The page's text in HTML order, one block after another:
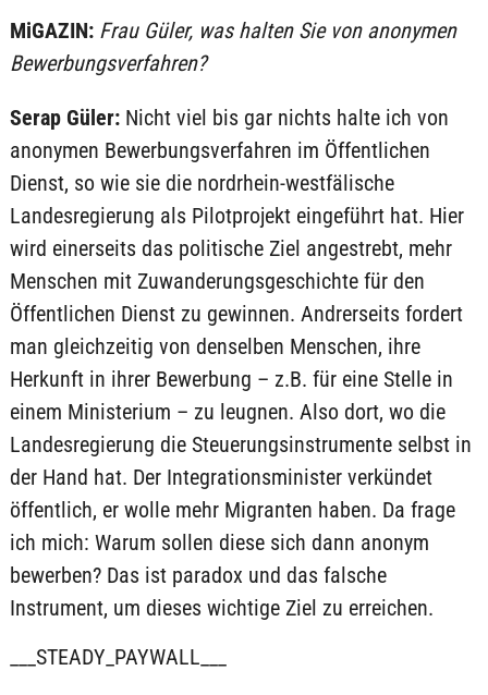
MiGAZIN: Frau Güler, was halten Sie von anonymen
Bewerbungsverfahren?
Serap Güler:Nicht viel bis gar nichts halte ich von
anonymen Bewerbungsverfahren im Öffentlichen
Dienst, so wie sie die nordrhein-westfälische
Landesregierung als Pilotprojekt eingeführt hat. Hier
wird einerseits das politische Ziel angestrebt, mehr
Menschen mit Zuwanderungsgeschichte für den
Öffentlichen Dienst zu gewinnen. Andrerseits fordert
man gleichzeitig von denselben Menschen, ihre
Herkunft in ihrer Bewerbung – z.B. für eine Stelle in
einem Ministerium – zu leugnen. Also dort, wo die
Landesregierung die Steuerungsinstrumente selbst in
der Hand hat. Der Integrationsminister verkündet
öffentlich, er wolle mehr Migranten haben. Da frage
ich mich: Warum sollen diese sich dann anonym
bewerben? Das ist paradox und das falsche
Instrument, um dieses wichtige Ziel zu erreichen.
___STEADY_PAYWALL___